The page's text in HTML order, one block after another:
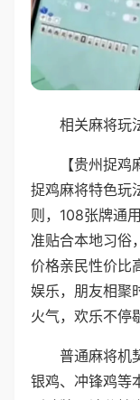
相关麻将玩
【贵州捉
捉鸡麻将特色玩
则，108张牌通
准贴合本地习俗
价格亲民性价比
娱乐，朋友相聚
火气，欢乐不停
普通麻将机
银鸡、冲锋鸡等